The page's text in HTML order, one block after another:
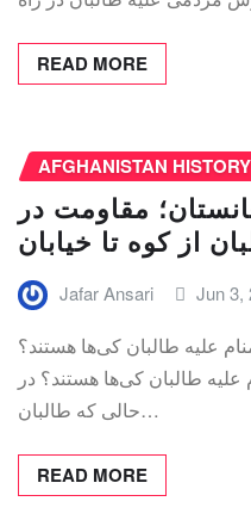
READ MORE
AFGHANISTAN HISTORY
مقاومت در
از کوه تا خیابان
Jafar Ansari Jun 3,
علیه طالبان کی‌ها هستند؟
طالبان کی‌ها هستند؟ در
حالی که طالبان…
READ MORE